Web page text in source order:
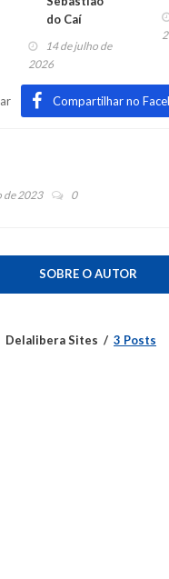
do Caí
14 de julho de
2026
Compartilhar no
de 2023 0
SOBRE O AUTOR
Delalibera Sites 3 Posts